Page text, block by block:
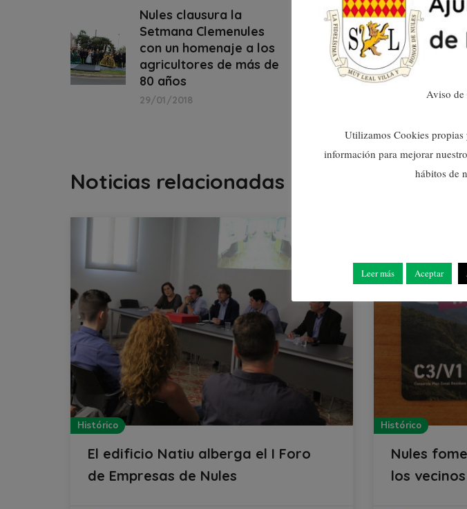
Nules clausura la
Setmana Clemenules
con un homenaje a los
agricultores de más de
80 años
29/01/2018
Noticias relacionadas
Histórico
El edificio Natiu alberga el I Foro
de Empresas de Nules
Histórico
Nules
los vecinos
Aviso
Utilizamos Cookies
información para mejorar
hábitos de
Leer más Aceptar